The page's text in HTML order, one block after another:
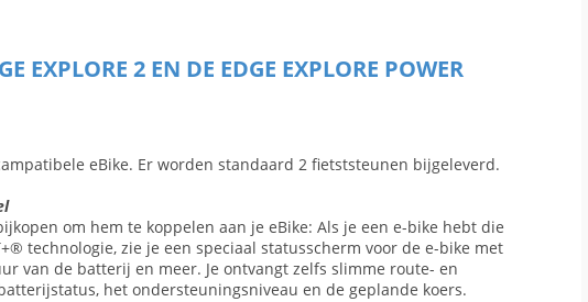
EXPLORE 2 EN DE EDGE EXPLORE POWER
eBike. Er worden standaard 2 fietststeunen bijgeleverd.
om hem te koppelen aan je eBike: Als je een e-bike hebt die
technologie, zie je een speciaal statusscherm voor de e-bike met
van de batterij en meer. Je ontvangt zelfs slimme route- en
het ondersteuningsniveau en de geplande koers.